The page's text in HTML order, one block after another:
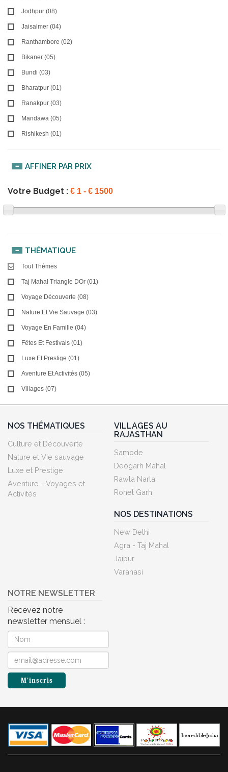
Jodhpur (08)
Jaisalmer (04)
Ranthambore (02)
Bikaner (05)
Bundi (03)
Bharatpur (01)
Ranakpur (03)
Mandawa (05)
Rishikesh (01)
AFFINER PAR PRIX
Votre Budget :
THÉMATIQUE
Tout Thèmes
Taj Mahal Triangle DOr (01)
Voyage Découverte (08)
Nature Et Vie Sauvage (03)
Voyage En Famille (04)
Fêtes Et Festivals (01)
Luxe Et Prestige (01)
Aventure Et Activités (05)
Villages (07)
NOS THÉMATIQUES
Culture et Découverte
Nature et Vie sauvage
Luxe et Prestige
Aventure - Voyages et
Activités
VILLAGES AU
RAJASTHAN
Samode
Deogarh Mahal
Rawla Narlai
Rohet Garh
NOS DESTINATIONS
New Delhi
Agra - Taj Mahal
Jaipur
Varanasi
NOTRE NEWSLETTER
Recevez notre
newsletter mensuel :